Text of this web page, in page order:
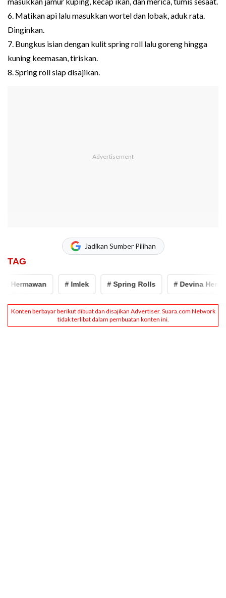
6. Matikan api lalu masukkan wortel dan lobak, aduk rata.
Dinginkan.
7. Bungkus isian dengan kulit spring roll lalu goreng hingga
kuning keemasan, tiriskan.
8. Spring roll siap disajikan.
Jadikan Sumber Pilihan
TAG
Hermawan # Imlek # Spring Rolls # Devina